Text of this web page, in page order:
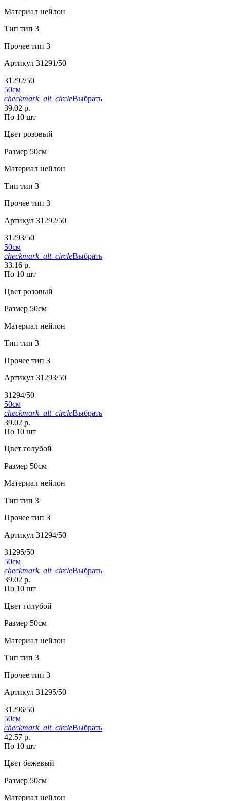
Материал нейлон
Тип тип 3
Прочее тип 3
Артикул 31291/50
31292/50
50см
checkmark_alt_circleВыбрать
39.02 р.
По 10 шт
Цвет розовый
Размер 50см
Материал нейлон
Тип тип 3
Прочее тип 3
Артикул 31292/50
31293/50
50см
checkmark_alt_circleВыбрать
33.16 р.
По 10 шт
Цвет розовый
Размер 50см
Материал нейлон
Тип тип 3
Прочее тип 3
Артикул 31293/50
31294/50
50см
checkmark_alt_circleВыбрать
39.02 р.
По 10 шт
Цвет голубой
Размер 50см
Материал нейлон
Тип тип 3
Прочее тип 3
Артикул 31294/50
31295/50
50см
checkmark_alt_circleВыбрать
39.02 р.
По 10 шт
Цвет голубой
Размер 50см
Материал нейлон
Тип тип 3
Прочее тип 3
Артикул 31295/50
31296/50
50см
checkmark_alt_circleВыбрать
42.57 р.
По 10 шт
Цвет бежевый
Размер 50см
Материал нейлон